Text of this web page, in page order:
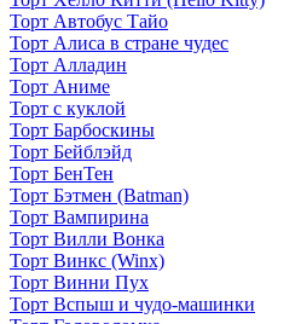
Торт Автобус Тайо
Торт Алиса в стране чудес
Торт Алладин
Торт Аниме
Торт с куклой
Торт Барбоскины
Торт Бейблэйд
Торт БенТен
Торт Бэтмен (Batman)
Торт Вампирина
Торт Вилли Вонка
Торт Винкс (Winx)
Торт Винни Пух
Торт Вспыш и чудо-машинки